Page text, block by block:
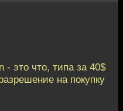
- это что, типа за 40$
на покупку